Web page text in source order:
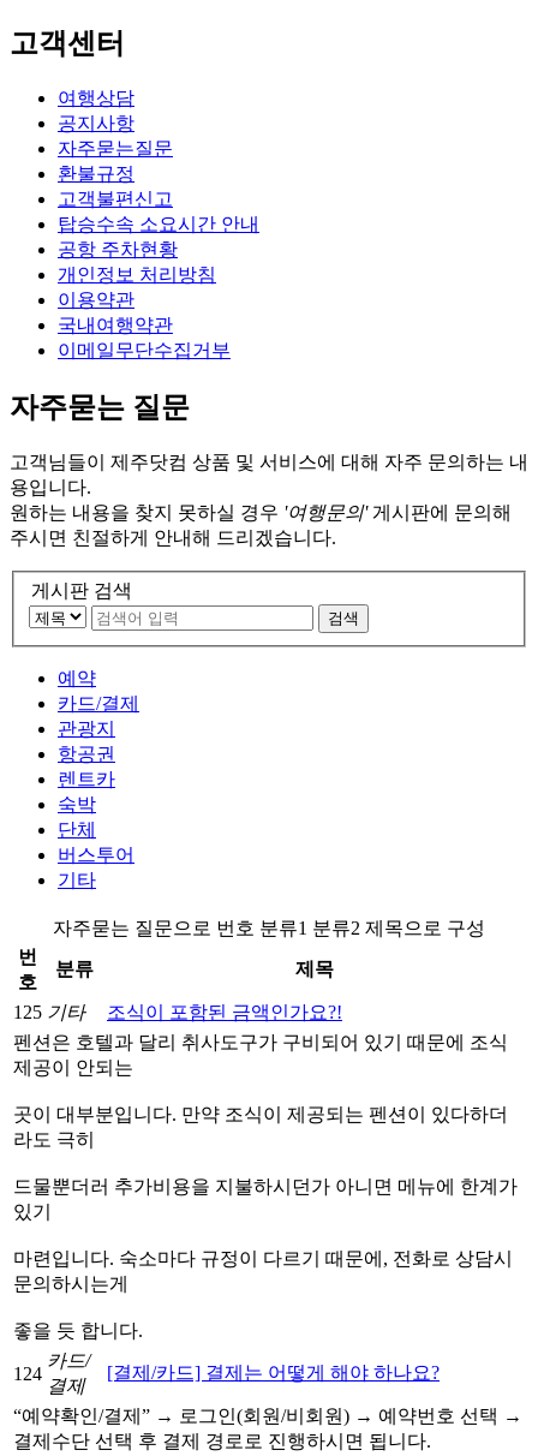
고객센터
여행상담
공지사항
자주묻는질문
환불규정
고객불편신고
탑승수속 소요시간 안내
공항 주차현황
개인정보 처리방침
이용약관
국내여행약관
이메일무단수집거부
자주묻는 질문
고객님들이 제주닷컴 상품 및 서비스에 대해 자주 문의하는 내
용입니다.
원하는 내용을 찾지 못하실 경우 '여행문의'게시판에 문의해
주시면 친절하게 안내해 드리겠습니다.
게시판 검색
검색
예약
카드/결제
관광지
항공권
렌트카
숙박
단체
버스투어
기타
자주묻는 질문으로 번호 분류1 분류2 제목으로 구성
번
호
분류 제목
125 기타
조식이 포함된 금액인가요?!
펜션은 호텔과 달리 취사도구가 구비되어 있기 때문에 조식
제공이 안되는
곳이 대부분입니다. 만약 조식이 제공되는 펜션이 있다하더
라도 극히
드물뿐더러 추가비용을 지불하시던가 아니면 메뉴에 한계가
있기
마련입니다. 숙소마다 규정이 다르기 때문에, 전화로 상담시
문의하시는게
좋을 듯 합니다.
124
카드/
결제
[결제/카드] 결제는 어떻게 해야 하나요?
“예약확인/결제” → 로그인(회원/비회원) → 예약번호 선택 →
결제수단 선택 후 결제 경로로 진행하시면 됩니다.